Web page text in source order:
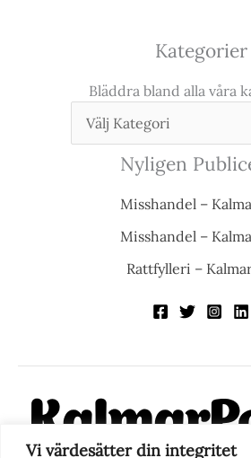
Vi värdesätter din integritet
Kategorier
Bläddra bland alla våra
Nyligen
Misshandel –
Misshandel –
Rattfylleri –